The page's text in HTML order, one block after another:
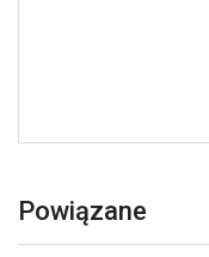
Powiązane